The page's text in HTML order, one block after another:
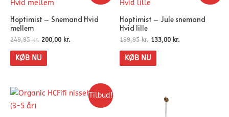
Hoptimist – Snemand Hvid
mellem
249,95kr. 200,00 kr.
KØB NU
Hoptimist – Jule snemand
Hvid lille
199,95kr. 133,00 kr.
KØB NU
Tilbud!